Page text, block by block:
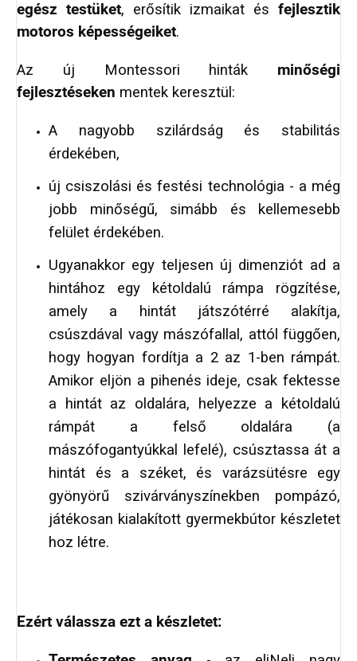
egész testüket, erősítik izmaikat és fejlesztik
motoros képességeiket.
Az új Montessori hinták minőségi
fejlesztéseken mentek keresztül:
A nagyobb szilárdság és stabilitás
érdekében,
új csiszolási és festési technológia - a még
jobb minőségű, simább és kellemesebb
felület érdekében.
Ugyanakkor egy teljesen új dimenziót ad a
hintához egy kétoldalú rámpa rögzítése,
amely a hintát játszótérré alakítja,
csúszdával vagy mászófallal, attól függően,
hogy hogyan fordítja a 2 az 1-ben rámpát.
Amikor eljön a pihenés ideje, csak fektesse
a hintát az oldalára, helyezze a kétoldalú
rámpát a felső oldalára (a
mászófogantyúkkal lefelé), csúsztassa át a
hintát és a széket, és varázsütésre egy
gyönyörű szivárványszínekben pompázó,
játékosan kialakított gyermekbútor készletet
hoz létre.
Ezért válassza ezt a készletet: